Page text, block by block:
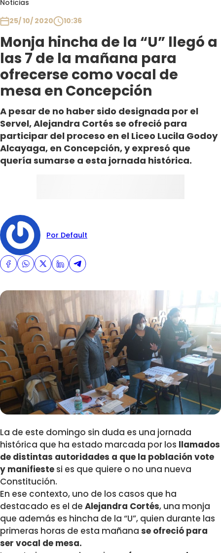
Noticias
25/ 10/ 2020
10:36
Monja hincha de la “U” llegó a
las 7 de la mañana para
ofrecerse como vocal de
mesa en Concepción
A pesar de no haber sido designada por el
Servel, Alejandra Cortés se ofreció para
participar del proceso en el Liceo Lucila Godoy
Alcayaga, en Concepción, y expresó que
quería sumarse a esta jornada histórica.
Por Default
La de este domingo sin duda es una jornada
histórica que ha estado marcada por los llamados
de distintas autoridades a que la población vote
y manifieste si es que quiere o no una nueva
Constitución.
En ese contexto, uno de los casos que ha
destacado es el de Alejandra Cortés, una monja
que además es hincha de la “U”, quien durante las
primeras horas de esta mañana se ofreció para
ser vocal de mesa.
Club De La Comedia
Contigo en Directo
Plan Perfecto
El Tiempo
Sabingo
Todos Los Programas